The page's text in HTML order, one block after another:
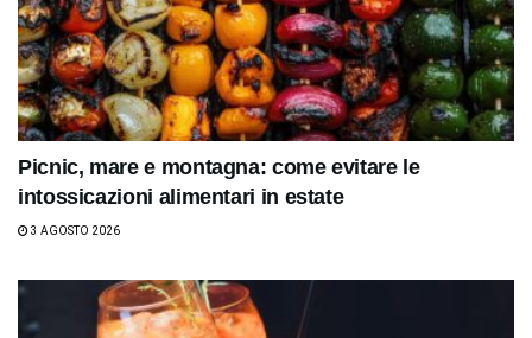
Picnic, mare e montagna: come evitare le
intossicazioni alimentari in estate
3 AGOSTO 2026